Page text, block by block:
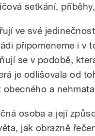
setkání,
ve své
připomeneme i v
se v podobě,
je odlišovala od
a
osoba a její
jak obrazně